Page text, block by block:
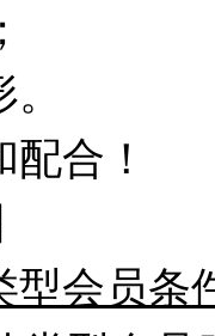
合！
型会员条